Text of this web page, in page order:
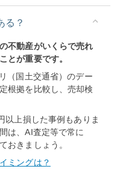
る？
不動産がいくらで売れ
とが重要です。
（国土交通省）のデー
根拠を比較し、売却検
以上損した事例もありま
は、AI査定等で常に
おきましょう。
ミングは？